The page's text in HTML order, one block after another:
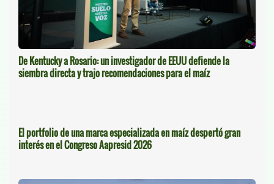
De Kentucky a Rosario: un investigador de EEUU defiende la
siembra directa y trajo recomendaciones para el maíz
El portfolio de una marca especializada en maíz despertó gran
interés en el Congreso Aapresid 2026